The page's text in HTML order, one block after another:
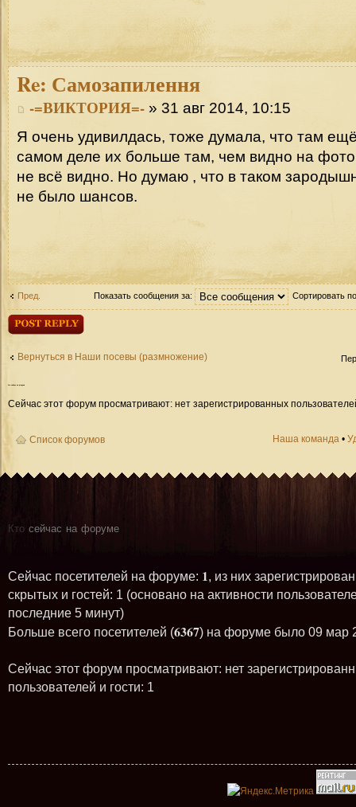
Re: Самозапилення
-=ВИКТОРИЯ=- » 31 авг 2014, 10:15
Я очень удивилдась, тоже думала, что там
самом деле их больше там, чем видно на
не всё видно. Но думаю , что в таком
не было шансов.
Пред. Показать сообщения за: Сортировать
Ответить
Вернуться в Наши посевы (размножение)
Кто сейчас на форуме
Сейчас этот форум просматривают: нет зарегистрированных
Список форумов Наша команда •
Кто сейчас на форуме
Сейчас посетителей на форуме: 1, из них
скрытых и гостей: 1 (основано на активности
последние 5 минут)
Больше всего посетителей (6367) на форуме было 09 мар
Сейчас этот форум просматривают: нет
пользователей и гости: 1